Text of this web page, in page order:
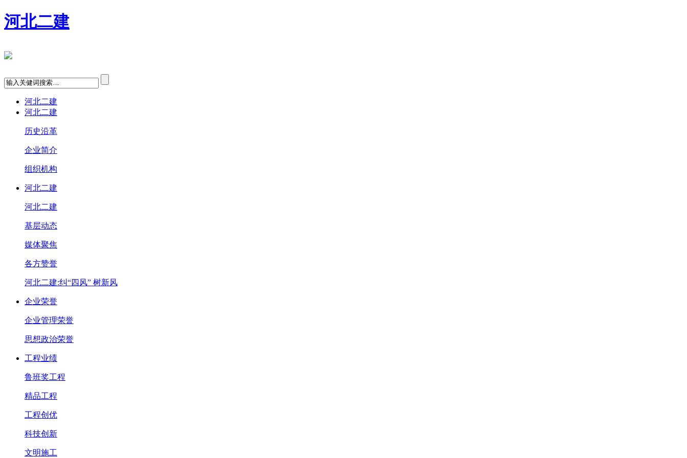
河北二建
河北二建
河北二建
历史沿革
企业简介
组织机构
河北二建
河北二建
基层动态
媒体聚焦
各方赞誉
河北二建:纠“四风” 树新风
企业荣誉
企业管理荣誉
思想政治荣誉
工程业绩
鲁班奖工程
精品工程
工程创优
科技创新
文明施工